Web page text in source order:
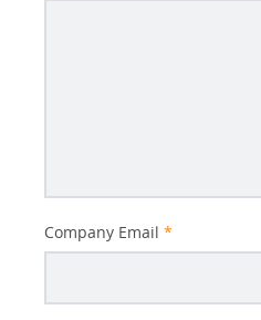
Better
Subject
Company Email *